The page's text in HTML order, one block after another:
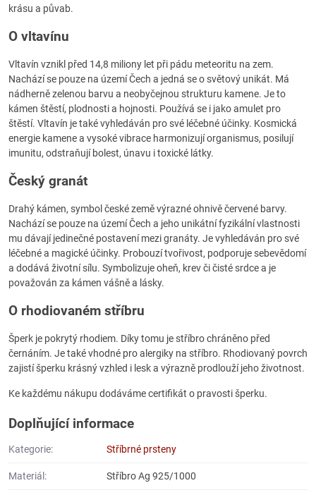
krásu a půvab.
O vltavínu
Vltavín vznikl před 14,8 miliony let při pádu meteoritu na zem.
Nachází se pouze na území Čech a jedná se o světový unikát. Má
nádherně zelenou barvu a neobyčejnou strukturu kamene. Je to
kámen štěstí, plodnosti a hojnosti. Používá se i jako amulet pro
štěstí. Vltavín je také vyhledáván pro své léčebné účinky. Kosmická
energie kamene a vysoké vibrace harmonizují organismus, posilují
imunitu, odstraňují bolest, únavu i toxické látky.
Český granát
Drahý kámen, symbol české země výrazné ohnivě červené barvy.
Nachází se pouze na území Čech a jeho unikátní fyzikální vlastnosti
mu dávají jedinečné postavení mezi granáty. Je vyhledáván pro své
léčebné a magické účinky. Probouzí tvořivost, podporuje sebevědomí
a dodává životní sílu. Symbolizuje oheň, krev či čisté srdce a je
považován za kámen vášně a lásky.
O rhodiovaném stříbru
Šperk je pokrytý rhodiem. Díky tomu je stříbro chráněno před
černáním. Je také vhodné pro alergiky na stříbro. Rhodiovaný povrch
zajistí šperku krásný vzhled i lesk a výrazně prodlouží jeho životnost.
Ke každému nákupu dodáváme certifikát o pravosti šperku.
Doplňující informace
Kategorie: Stříbrné prsteny
Materiál: Stříbro Ag 925/1000